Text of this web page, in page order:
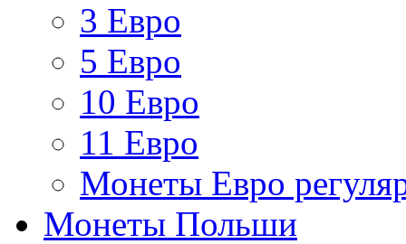
3 Евро
5 Евро
10 Евро
11 Евро
Монеты Евро
Монеты Польши